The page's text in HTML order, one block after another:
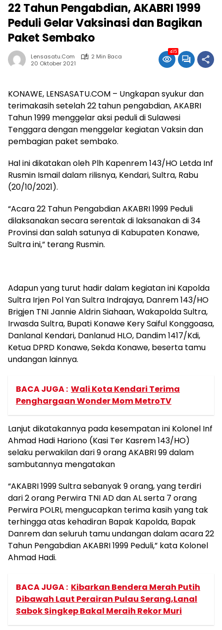
22 Tahun Pengabdian, AKABRI 1999
Peduli Gelar Vaksinasi dan Bagikan
Paket Sembako
Lensasatu.com
2 Min Baca
20 Oktober 2021
415
KONAWE, LENSASATU.COM – Ungkapan syukur dan
terimakasih setelah 22 tahun pengabdian, AKABRI
Tahun 1999 menggelar aksi peduli di Sulawesi
Tenggara dengan menggelar kegiatan Vaksin dan
pembagian paket sembako.
Hal ini dikatakan oleh Plh Kapenrem 143/HO Letda Inf
Rusmin Ismail dalam rilisnya, Kendari, Sultra, Rabu
(20/10/2021).
“Acara 22 Tahun Pengabdian AKABRI 1999 Peduli
dilaksanakan secara serentak di laksanakan di 34
Provinsi dan salah satunya di Kabupaten Konawe,
Sultra ini,” terang Rusmin.
Adapun yang turut hadir dalam kegiatan ini Kapolda
Sultra Irjen Pol Yan Sultra Indrajaya, Danrem 143/HO
Brigjen TNI Jannie Aldrin Siahaan, Wakapolda Sultra,
Irwasda Sultra, Bupati Konawe Kery Saiful Konggoasa,
Danlanal Kendari, Danlanud HLO, Dandim 1417/Kdi,
Ketua DPRD Konawe, Sekda Konawe, beserta tamu
undangan lainnya.
BACA JUGA : Wali Kota Kendari Terima
Penghargaan Wonder Mom MetroTV
Lanjut dikatakannya pada kesempatan ini Kolonel Inf
Ahmad Hadi Hariono (Kasi Ter Kasrem 143/HO)
selaku perwakilan dari 9 orang AKABRI 99 dalam
sambutannya mengatakan
“AKABRI 1999 Sultra sebanyak 9 orang, yang terdiri
dari 2 orang Perwira TNI AD dan AL serta 7 orang
Perwira POLRI, mengucapkan terima kasih yang tak
terhingga atas kehadiran Bapak Kapolda, Bapak
Danrem dan seluruh tamu undangan dalam acara 22
Tahun Pengabdian AKABRI 1999 Peduli,” kata Kolonel
Ahmad Hadi.
BACA JUGA : Kibarkan Bendera Merah Putih
Dibawah Laut Perairan Pulau Serang,Lanal
Sabok Singkep Bakal Meraih Rekor Muri